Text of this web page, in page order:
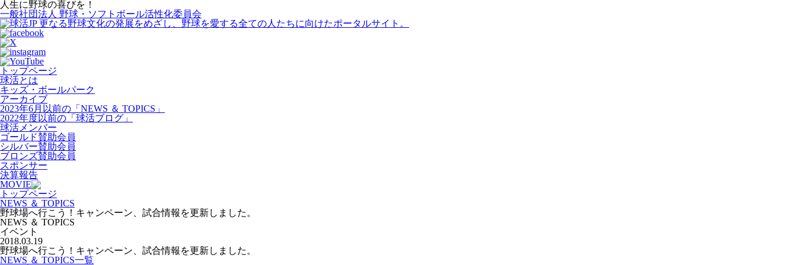
人生に野球の喜びを！
一般社団法人 野球・ソフトボール活性化委員会
トップページ
球活とは
キッズ・ボールパーク
アーカイブ
2023年6月以前の「NEWS ＆ TOPICS」
2022年度以前の「球活ブログ」
球活メンバー
ゴールド賛助会員
シルバー賛助会員
ブロンズ賛助会員
スポンサー
決算報告
MOVIE
トップページ
NEWS ＆ TOPICS
野球場へ行こう！キャンペーン、試合情報を更新しました。
NEWS ＆ TOPICS
イベント
2018.03.19
野球場へ行こう！キャンペーン、試合情報を更新しました。
NEWS ＆ TOPICS一覧